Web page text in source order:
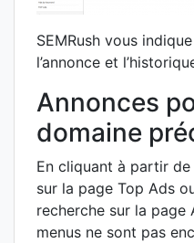
SEMRush vous
l’annonce et
Annonces
domaine
En cliquant à partir
sur la page Top Ads
recherche sur la page
menus ne sont pas